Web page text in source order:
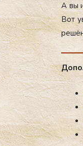
А вы
Вот